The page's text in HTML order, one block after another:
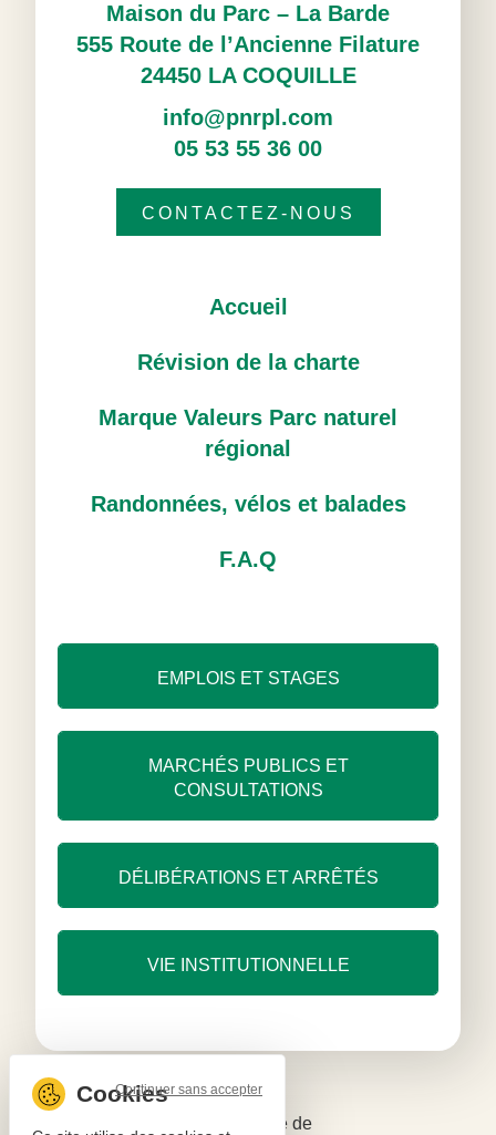
Maison du Parc – La Barde
555 Route de l’Ancienne Filature
24450 LA COQUILLE
info@pnrpl.com
05 53 55 36 00
CONTACTEZ-NOUS
Accueil
Révision de la charte
Marque Valeurs Parc naturel
régional
Randonnées, vélos et balades
F.A.Q
EMPLOIS ET STAGES
MARCHÉS PUBLICS ET
CONSULTATIONS
DÉLIBÉRATIONS ET ARRÊTÉS
VIE INSTITUTIONNELLE
Politique de
Continuer sans accepter